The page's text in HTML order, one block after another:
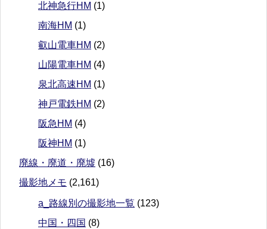
北神急行HM (1)
南海HM (1)
叡山電車HM (2)
山陽電車HM (4)
泉北高速HM (1)
神戸電鉄HM (2)
阪急HM (4)
阪神HM (1)
廃線・廃道・廃墟 (16)
撮影地メモ (2,161)
a_路線別の撮影地一覧 (123)
中国・四国 (8)